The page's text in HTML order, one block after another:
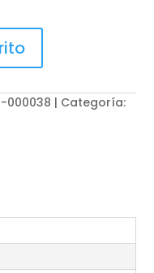
000038
Categoría: